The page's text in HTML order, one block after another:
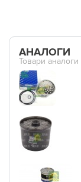
АНАЛОГИ
Товари аналоги